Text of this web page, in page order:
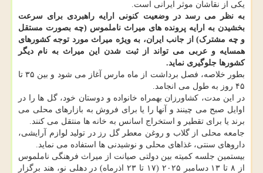
یکی از نقاشان موثر ایرانی است.
به نظر می رسد در وضعیت کنونی ارایه راهبردی برای سرعت
بخشیدن به ارایه پرونده های میراث ناملموس (چه بصورت مستقل
و چه مشترک) از جانب ایران، به ویژه میراث مورد توجه کشورهای
همسایه و عربی می تواند از ثبت شدن این میراث به نام دیگر
کشورها جلوگیری نماید.
بطور خلاصه، فصل برداشت از ماه مارس آغاز می شود و بین ۳۵ تا
۴۵ روز به طول می انجامد.
در این مدت، کشاورزان بهمراه خانواده و دوستان خود، گل ها را در
اوایل صبح می چینند و آنها را یا برای فروش به بازارهای محلی می
برند یا برای تقطیر و استخراج اسانس به خانه ها منتقل می کنند.
جامعه محلی از گلاب و روغن معطر گل رز در تولید لوازم آرایشی،
داروهای سنتی، غذاهای محلی و نوشیدنی ها استفاده می نماید.
بیستمین جلسه کمیته بین دولتی صیانت از میراث فرهنگی ناملموس
از ۸ تا ۱۳ دسامبر ۲۰۲۵ (۱۷ تا ۲۳ اذرماه) در دهلی نو، هند برگزار